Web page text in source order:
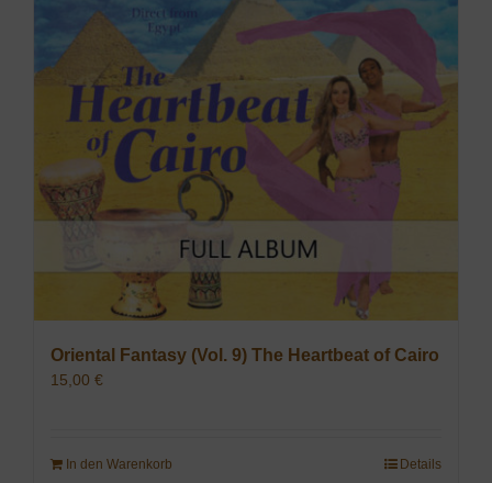
Oriental Fantasy (Vol. 9) The Heartbeat of Cairo
15,00 €
In den Warenkorb Details